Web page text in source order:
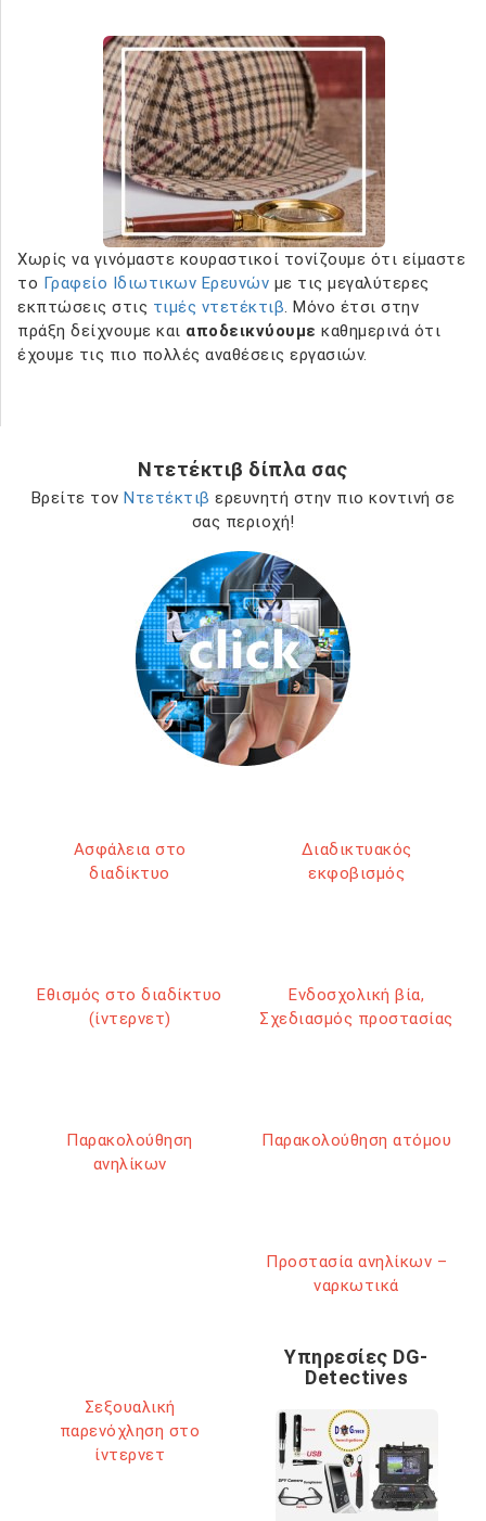
Χωρίς να γινόμαστε κουραστικοί τονίζουμε ότι είμαστε
το Γραφείο Ιδιωτικων Ερευνών με τις μεγαλύτερες
εκπτώσεις στις τιμές ντετέκτιβ. Μόνο έτσι στην
πράξη δείχνουμε και αποδεικνύουμε καθημερινά ότι
έχουμε τις πιο πολλές αναθέσεις εργασιών.
Ντετέκτιβ δίπλα σας
Βρείτε τονΝτετέκτιβ ερευνητή στην πιο κοντινή σε
σας περιοχή!
Ασφάλεια στο
διαδίκτυο
Διαδικτυακός
εκφοβισμός
Εθισμός στο διαδίκτυο
(ίντερνετ)
Ενδοσχολική βία,
Σχεδιασμός προστασίας
Παρακολούθηση
ανηλίκων
Παρακολούθηση ατόμου
Προστασία ανηλίκων –
ναρκωτικά
Σεξουαλική
παρενόχληση στο
ίντερνετ
Υπηρεσίες DG-
Detectives